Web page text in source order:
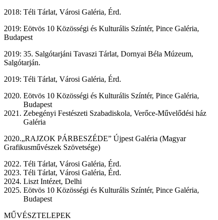
2018: Téli Tárlat, Városi Galéria, Érd.
2019: Eötvös 10 Közösségi és Kulturális Színtér, Pince Galéria,
Budapest
2019: 35. Salgótarjáni Tavaszi Tárlat, Dornyai Béla Múzeum,
Salgótarján.
2019: Téli Tárlat, Városi Galéria, Érd.
Eötvös 10 Közösségi és Kulturális Színtér, Pince Galéria,
Budapest
Zebegényi Festészeti Szabadiskola, Verőce-Művelődési ház
Galéria
2020.„RAJZOK PÁRBESZÉDE” Újpest Galéria (Magyar
Grafikusművészek Szövetsége)
Téli Tárlat, Városi Galéria, Érd.
Téli Tárlat, Városi Galéria, Érd.
Liszt Intézet, Delhi
Eötvös 10 Közösségi és Kulturális Színtér, Pince Galéria,
Budapest
MŰVÉSZTELEPEK